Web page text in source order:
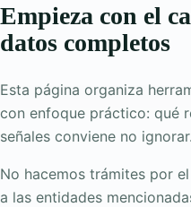
Empieza con el
datos completos
Esta página organiza
con enfoque práctico: qué
señales conviene no ignorar.
No hacemos trámites por
a las entidades